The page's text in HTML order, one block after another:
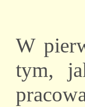
W
tym,